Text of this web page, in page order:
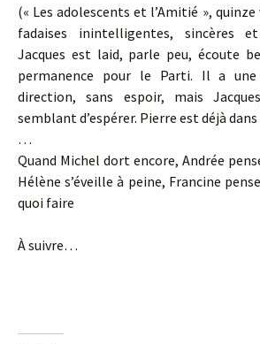
(« Les adolescents et l’Amitié »,
fadaises inintelligentes, sincères
Jacques est laid, parle peu, écoute
permanence pour le Parti. Il a une
direction, sans espoir, mais
semblant d’espérer. Pierre est déjà
…
Quand Michel dort encore, Andrée
Hélène s’éveille à peine, Francine
quoi faire
À suivre…